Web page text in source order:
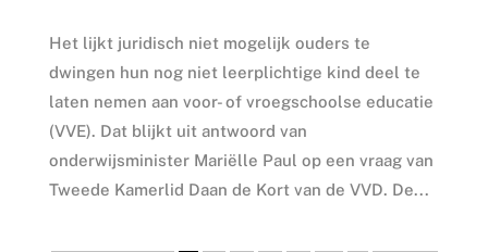
Het lijkt juridisch niet mogelijk ouders te
dwingen hun nog niet leerplichtige kind deel te
laten nemen aan voor- of vroegschoolse educatie
(VVE). Dat blijkt uit antwoord van
onderwijsminister Mariëlle Paul op een vraag van
Tweede Kamerlid Daan de Kort van de VVD. De...